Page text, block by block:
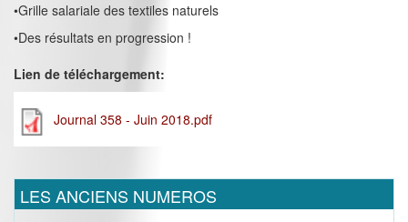
•Grille salariale des textiles naturels
•Des résultats en progression !
Lien de téléchargement:
Journal 358 - Juin 2018.pdf
LES ANCIENS NUMEROS